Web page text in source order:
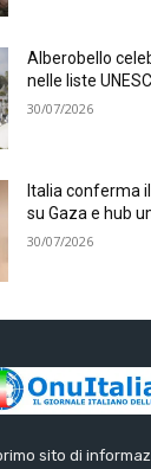
Alberobello
nelle liste
30/07/2026
Italia conferma
su Gaza e hub
30/07/2026
sito di